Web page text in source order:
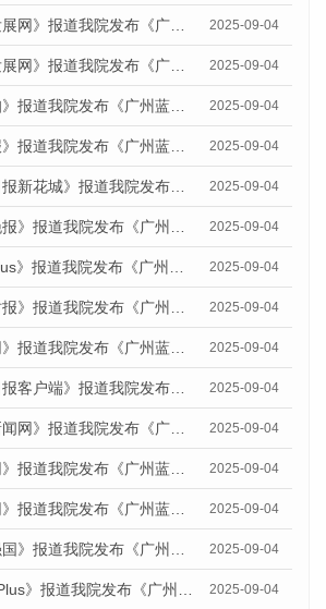
2025-09-04
2025-09-04
2025-09-04
2025-09-04
2025-09-04
2025-09-04
2025-09-04
2025-09-04
2025-09-04
2025-09-04
2025-09-04
2025-09-04
2025-09-04
2025-09-04
2025-09-04